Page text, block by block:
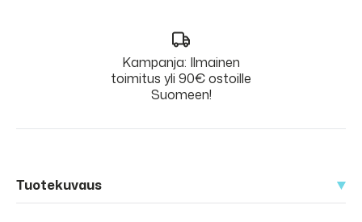
Kampanja: Ilmainen
toimitus yli 90€ ostoille
Suomeen!
Tuotekuvaus